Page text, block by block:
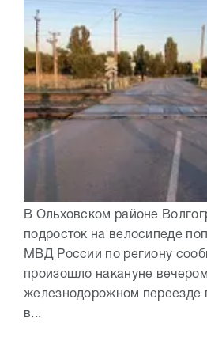
В Ольховском районе
подросток на велосипеде
МВД России по региону
произошло накануне
железнодорожном переезде
в...